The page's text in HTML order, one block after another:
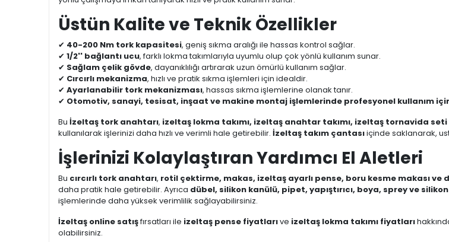
Üstün Kalite ve Teknik Özellikler
✔ 40-200 Nm tork kapasitesi, geniş sıkma aralığı ile hassas kontrol sağlar.
✔ 1/2'' bağlantı ucu, farklı lokma takımlarıyla uyumlu olup çok yönlü kullanım sunar.
✔ Sağlam çelik gövde, dayanıklılığı artırarak uzun ömürlü kullanım sağlar.
✔ Cırcırlı mekanizma, hızlı ve pratik sıkma işlemleri için idealdir.
✔ Ayarlanabilir tork mekanizması, hassas sıkma işlemlerine olanak tanır.
✔ Otomotiv, sanayi, tesisat, inşaat ve makine montaj işlemlerinde profesyonel kullanım
Bu İzeltaş tork anahtarı, izeltaş lokma takımı, izeltaş anahtar takımı, izeltaş tornavida
kullanılarak işlerinizi daha hızlı ve verimli hale getirebilir. İzeltaş takım çantasıiçinde saklanarak,
İşlerinizi Kolaylaştıran Yardımcı El Aletleri
Bu cırcırlı tork anahtarı, rotil çektirme, makas, izeltaş ayarlı pense, boru kesme makası ve
daha pratik hale getirebilir. Ayrıca dübel, silikon kanülü, pipet, yapıştırıcı, boya, sprey ve silikon
işlemlerinde daha yüksek verimlilik sağlayabilirsiniz.
İzeltaş online satışfırsatları ile izeltaş pense fiyatlarıve izeltaş lokma takımı fiyatları
olabilirsiniz.